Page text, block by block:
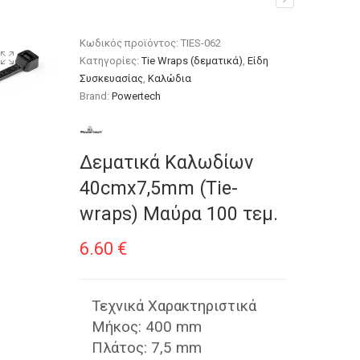
τεμ. Κωδικός προϊόντος:TIES-062
Κατηγορίες:Tie Wraps (δεματικά),Είδη
Συσκευασίας,Καλώδια
Brand:Powertech
Δεματικά Καλωδίων
40cmx7,5mm (Τie-
wraps) Μαύρα 100 τεμ.
6.60 €
Τεχνικά Χαρακτηριστικά
Μήκος: 400 mm
Πλάτος: 7,5 mm